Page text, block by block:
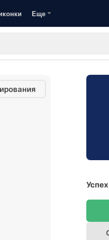
Еще